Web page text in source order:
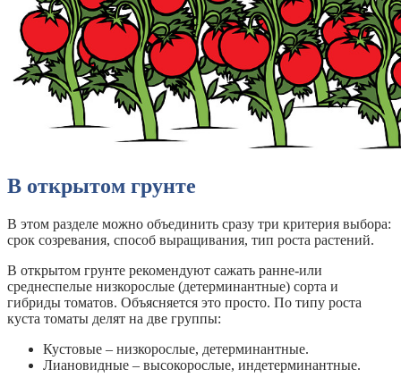
В открытом грунте
В этом разделе можно объединить сразу три критерия выбора:
срок созревания, способ выращивания, тип роста растений.
В открытом грунте рекомендуют сажать ранне-или
среднеспелые низкорослые (детерминантные) сорта и
гибриды томатов. Объясняется это просто. По типу роста
куста томаты делят на две группы:
Кустовые – низкорослые, детерминантные.
Лиановидные – высокорослые, индетерминантные.